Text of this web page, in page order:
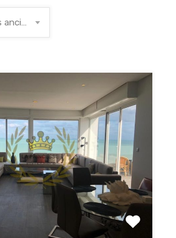
Du recent au plus ancien